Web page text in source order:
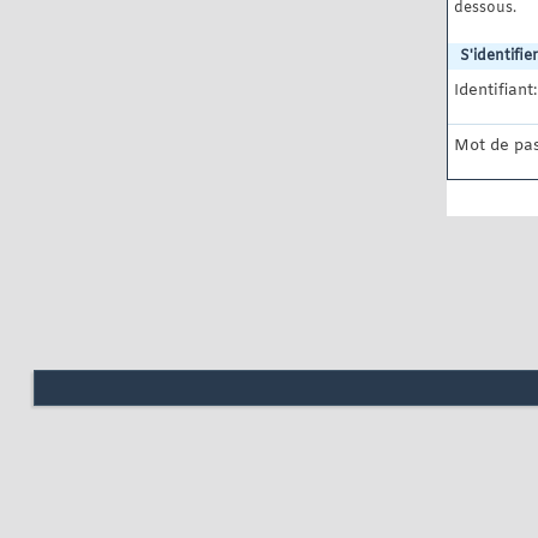
dessous.
S'identifier
Identifiant:
Mot de